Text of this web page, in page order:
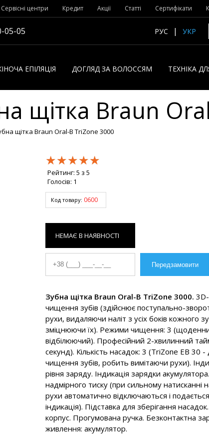
Сервісні центри Кредит Акції Статті Сертифікати
05-05 РУС УКР
ЕПІЛЯЦІЯ ДОГЛЯД ЗА ВОЛОССЯМ ТЕХНІКА
щітка Braun
щітка Braun Oral-B TriZone 3000
★★★★★
★★★★★
★★★★★
Рейтинг: 5 з 5
Голосів: 1
Код товару: 0600
НЕМАЄ В НАЯВНОСТІ
Зубна щітка Braun Oral-B TriZone 3000.
чищення зубів (здійснює поступально-
рухи, видаляючи наліт з усіх боків кожного
зміцнюючи їх). Режими чищення: 3
відбілюючий). Професійний 2-хвилинний
секунд). Кількість насадок: 3 (TriZone EB 30
чищення зубів, робить вимітаючи рухи).
рівня заряду. Індикація зарядки
надмірного тиску (при сильному натисканні
рухи автоматично відключаються і подається
індикація). Підставка для зберігання
корпус. Прогумована ручка. Безконтактна
живлення: акумулятор.